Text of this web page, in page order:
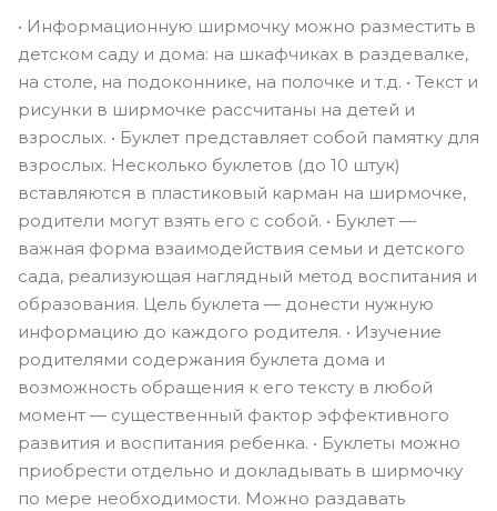
• Информационную ширмочку можно разместить в
детском саду и дома: на шкафчиках в раздевалке,
на столе, на подоконнике, на полочке и т.д. • Текст и
рисунки в ширмочке рассчитаны на детей и
взрослых. • Буклет представляет собой памятку для
взрослых. Несколько буклетов (до 10 штук)
вставляются в пластиковый карман на ширмочке,
родители могут взять его с собой. • Буклет —
важная форма взаимодействия семьи и детского
сада, реализующая наглядный метод воспитания и
образования. Цель буклета — донести нужную
информацию до каждого родителя. • Изучение
родителями содержания буклета дома и
возможность обращения к его тексту в любой
момент — существенный фактор эффективного
развития и воспитания ребенка. • Буклеты можно
приобрести отдельно и докладывать в ширмочку
по мере необходимости. Можно раздавать